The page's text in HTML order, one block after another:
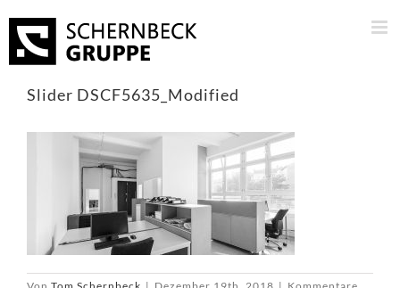
content
Slider DSCF5635_Modified